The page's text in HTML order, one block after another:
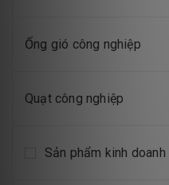
Ống gió công nghiệp
Quạt công nghiệp
Sản phẩm kinh doanh